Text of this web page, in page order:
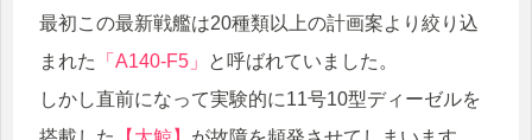
最初この最新戦艦は20種類以上の計画案より絞り込
まれた
「A140-F5」
と呼ばれていました。
しかし直前になって実験的に11号10型ディーゼルを